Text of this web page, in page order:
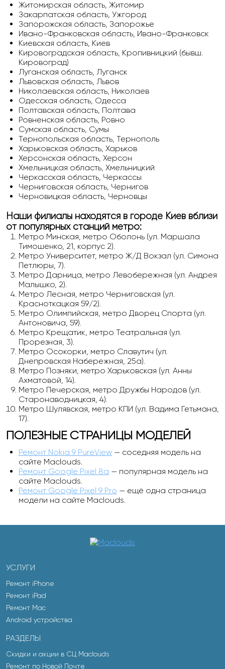
Житомирская область, Житомир
Закарпатская область, Ужгород
Запорожская область, Запорожье
Ивано-Франковская область, Ивано-Франковск
Киевская область, Киев
Кировоградская область, Кропивницкий (бывш.
Кировоград)
Луганская область, Луганск
Львовская область, Львов
Николаевская область, Николаев
Одесская область, Одесса
Полтавская область, Полтава
Ровненская область, Ровно
Сумская область, Сумы
Тернопольская область, Тернополь
Харьковская область, Харьков
Херсонская область, Херсон
Хмельницкая область, Хмельницкий
Черкасская область, Черкассы
Черниговская область, Чернигов
Черновицкая область, Черновцы
Наши филиалы находятся в городе Киев вблизи
от популярных станций метро:
Метро Минская, метро Оболонь (ул. Маршала
Тимошенко, 21, корпус 2).
Метро Университет, метро Ж/Д Вокзал (ул. Симона
Петлюры, 7).
Метро Дарница, метро Левобережная (ул. Андрея
Малышко, 2).
Метро Лесная, метро Черниговская (ул.
Красноткацкая 59/2).
Метро Олимпийская, метро Дворец Спорта (ул.
Антоновича, 59).
Метро Крещатик, метро Театральная (ул.
Прорезная, 3).
Метро Осокорки, метро Славутич (ул.
Днепровская Набережная, 25а).
Метро Позняки, метро Харьковская (ул. Анны
Ахматовой, 14).
Метро Печерская, метро Дружбы Народов (ул.
Старонаводницкая, 4).
Метро Шулявская, метро КПИ (ул. Вадима Гетьмана,
17).
ПОЛЕЗНЫЕ СТРАНИЦЫ МОДЕЛЕЙ
Ремонт Nokia 9 PureView — соседняя модель на
сайте Maclouds.
Ремонт Google Pixel 8a — популярная модель на
сайте Maclouds.
Ремонт Google Pixel 9 Pro — ещё одна страница
модели на сайте Maclouds.
УСЛУГИ
Ремонт iPhone
Ремонт iPad
Ремонт Mac
Android устройства
РАЗДЕЛЫ
Скидки и акции в СЦ Maclouds
Ремонт по Новой Почте